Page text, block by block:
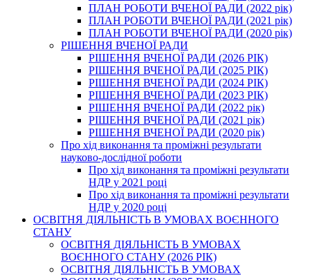
ПЛАН РОБОТИ ВЧЕНОЇ РАДИ (2022 рік)
ПЛАН РОБОТИ ВЧЕНОЇ РАДИ (2021 рік)
ПЛАН РОБОТИ ВЧЕНОЇ РАДИ (2020 рік)
РІШЕННЯ ВЧЕНОЇ РАДИ
РІШЕННЯ ВЧЕНОЇ РАДИ (2026 РІК)
РІШЕННЯ ВЧЕНОЇ РАДИ (2025 РІК)
РІШЕННЯ ВЧЕНОЇ РАДИ (2024 РІК)
РІШЕННЯ ВЧЕНОЇ РАДИ (2023 РІК)
РІШЕННЯ ВЧЕНОЇ РАДИ (2022 рік)
РІШЕННЯ ВЧЕНОЇ РАДИ (2021 рік)
РІШЕННЯ ВЧЕНОЇ РАДИ (2020 рік)
Про хід виконання та проміжні результати
науково-дослідної роботи
Про хід виконання та проміжні результати
НДР у 2021 році
Про хід виконання та проміжні результати
НДР у 2020 році
ОСВІТНЯ ДІЯЛЬНІСТЬ В УМОВАХ ВОЄННОГО
СТАНУ
ОСВІТНЯ ДІЯЛЬНІСТЬ В УМОВАХ
ВОЄННОГО СТАНУ (2026 РІК)
ОСВІТНЯ ДІЯЛЬНІСТЬ В УМОВАХ